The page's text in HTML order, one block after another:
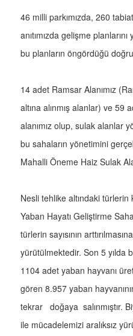
46 milli parkımızda, 260
anıtımızda gelişme
bu planların öngördüğü
14 adet Ramsar Alanımız
altına alınmış alanlar) ve
alanımız olup, sulak alanlar
bu sahaların yönetimini
Mahalli Öneme Haiz Sulak
Nesli tehlike altındaki türlerin
Yaban Hayatı Geliştirme
türlerin sayısının
yürütülmektedir. Son 5 yılda
1104 adet yaban hayvanı
gören 8.957 yaban
tekrar doğaya salınmıştır.
ile mücadelemizi aralıksız